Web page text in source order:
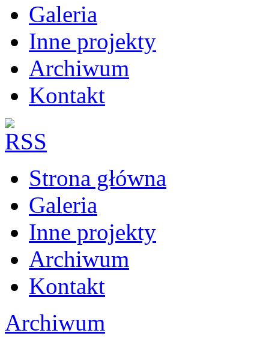
Galeria
Inne projekty
Archiwum
Kontakt
Strona główna
Galeria
Inne projekty
Archiwum
Kontakt
Archiwum